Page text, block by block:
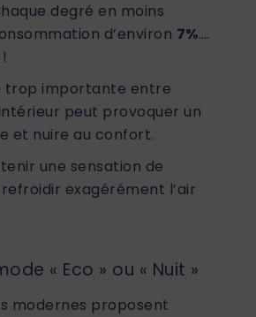
degré en moins
d’environ 7%….
trop importante entre
peut provoquer un
et nuire au confort.
une sensation de
exagérément l’air
« Eco » ou « Nuit »
modernes proposent